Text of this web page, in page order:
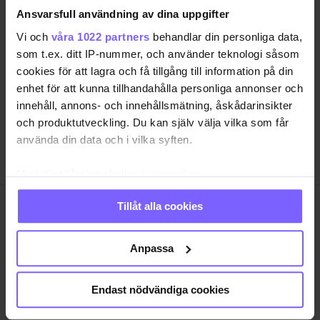
Ansvarsfull användning av dina uppgifter
Vi och våra 1022 partners behandlar din personliga data,
som t.ex. ditt IP-nummer, och använder teknologi såsom
cookies för att lagra och få tillgång till information på din
enhet för att kunna tillhandahålla personliga annonser och
innehåll, annons- och innehållsmätning, åskådarinsikter
och produktutveckling. Du kan själv välja vilka som får
använda din data och i vilka syften.
Med din tillåtelse skulle vi även vilja:
Samla in information om din geografiska plats
som kan ha en noggrannhet på upp till flera meter
Identifiera din enhet genom att aktivt skanna den
för specifika kännetecken (fingeravtryck)
Ta reda på mer om hur dina personliga uppgifter
Du kan ändra eller dra tillbaka ditt samtycke när som
helst från cookie-förklaringen.
Tillåt alla cookies
Anpassa
Endast nödvändiga cookies
LIVSSTIL
RESA
QRUISER
SHOP
ANNONSERA
VANLIGA FRÅGOR OCH SVAR
TIDNINGSARKIV
HÄR FINNS TIDNINGEN
INTEGRITETSPOLICY
egen röst med månadstidningen QX och
nyhetstidningen qx.se som bevakar det samhälle vi
lever i och den kultur och de människor vi bryr oss
om. I QX Shop finns en mängd identitetsstärkande
varor. Vi arrangerar i samarbete med andra aktörer
regelbundet event där QX-Galan utgör kronan på